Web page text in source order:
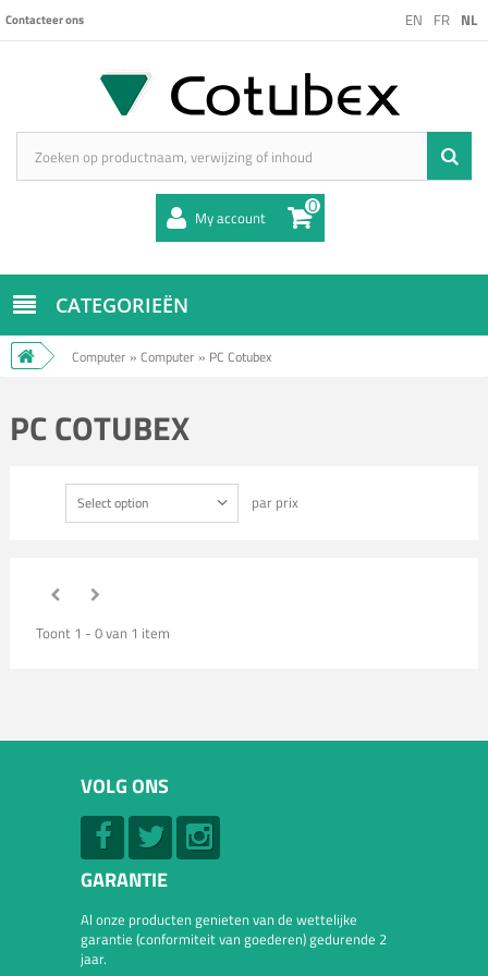
EN FR NL
Contacteer ons
My account 0
CATEGORIEËN
Computer » Computer » PC Cotubex
PC COTUBEX
Select option par prix
Toont 1 - 0 van 1 item
VOLG ONS
GARANTIE
Al onze producten genieten van de wettelijke
garantie (conformiteit van goederen) gedurende 2
jaar.